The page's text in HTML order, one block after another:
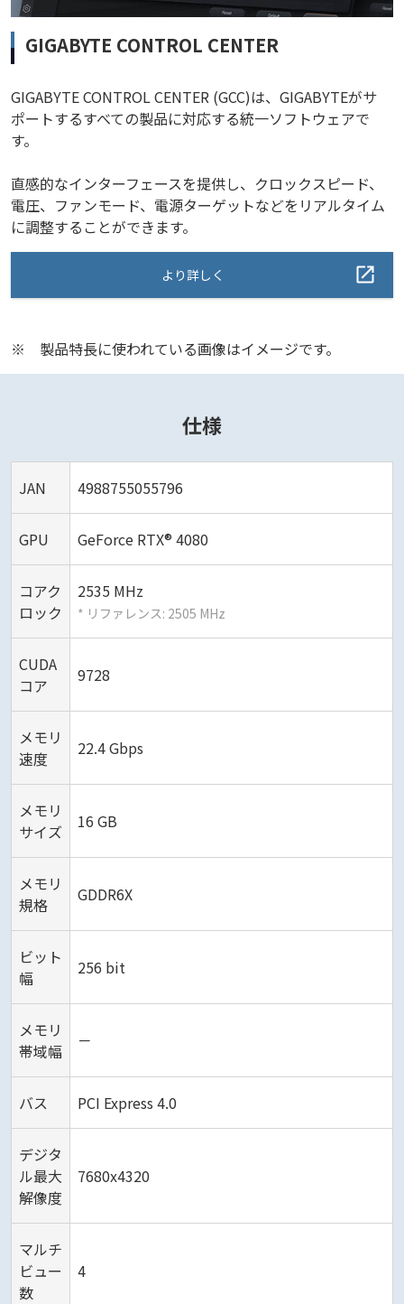
GIGABYTE CONTROL CENTER
GIGABYTE CONTROL CENTER (GCC)は、GIGABYTEがサ
ポートするすべての製品に対応する統一ソフトウェアで
す。
直感的なインターフェースを提供し、クロックスピード、
電圧、ファンモード、電源ターゲットなどをリアルタイム
に調整することができます。
より詳しく
※ 製品特長に使われている画像はイメージです。
仕様
JAN 4988755055796
GPU GeForce RTX® 4080
コアク
ロック
2535 MHz
* リファレンス: 2505 MHz
CUDA
コア
9728
メモリ
速度
22.4 Gbps
メモリ
サイズ
16 GB
メモリ
規格
GDDR6X
ビット
幅
256 bit
メモリ
帯域幅
－
バス PCI Express 4.0
デジタ
ル最大
解像度
7680x4320
マルチ
ビュー
数
4